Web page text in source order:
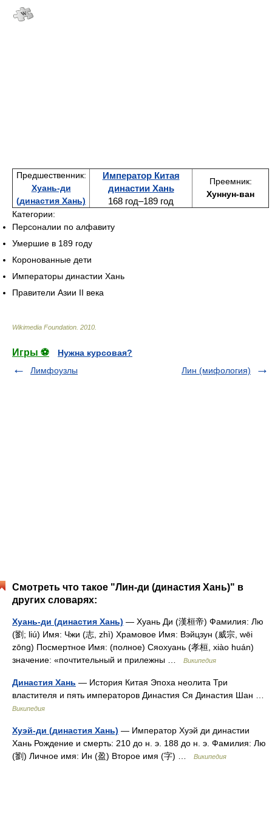
Предшественник:
Хуань-ди
(династия Хань)
Император Китая
династии Хань
168 год–189 год
Преемник:
Хуннун-ван
Категории:
Персоналии по алфавиту
Умершие в 189 году
Коронованные дети
Императоры династии Хань
Правители Азии II века
Wikimedia Foundation 2010
Игры ⚽
Нужна курсовая?
Лимфоузлы
Лин (мифология)
Смотреть что такое "Лин-ди (династия Хань)" в
других словарях:
Хуань-ди (династия Хань) — Хуань Ди (漢桓帝) Фамилия: Лю
(劉; liú) Имя: Чжи (志, zhì) Храмовое Имя: Вэйцзун (威宗, wēi
zōng) Посмертное Имя: (полное) Сяохуань (孝桓, xiào huán)
значение: «почтительный и прилежны …
Википедия
Династия Хань — История Китая Эпоха неолита Три
властителя и пять императоров Династия Ся Династия Шан …
Википедия
Хуэй-ди (династия Хань) — Император Хуэй ди династии
Хань Рождение и смерть: 210 до н. э. 188 до н. э. Фамилия: Лю
(劉) Личное имя: Ин (盈) Второе имя (字) …
Википедия